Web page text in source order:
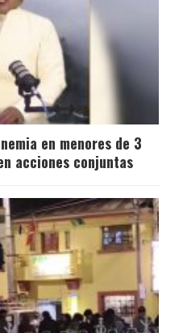
en menores de 3
acciones conjuntas